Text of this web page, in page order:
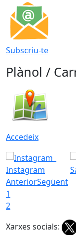
Subscriu-te
Plànol /
Accedeix
Instagram
AnteriorSegüent
1
2
Xarxes socials: